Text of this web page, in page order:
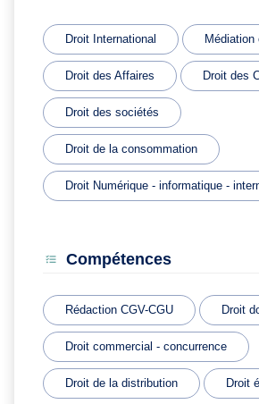
Droit International Médiation
Droit des Affaires Droit des
Droit des sociétés
Droit de la consommation
Droit Numérique - informatique -
Compétences
Rédaction CGV-CGU Droit
Droit commercial - concurrence
Droit de la distribution Droit